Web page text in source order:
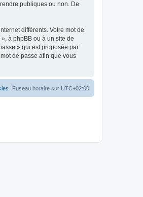
publiques ou non. De
différents. Votre mot de
à phpBB ou à un site de
» qui est proposée par
de passe afin que vous
Fuseau horaire sur UTC+02:00